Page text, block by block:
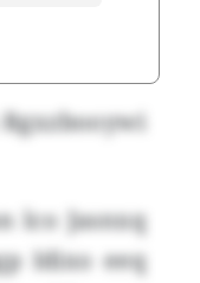
lco Jasnxq
Idixo eeq